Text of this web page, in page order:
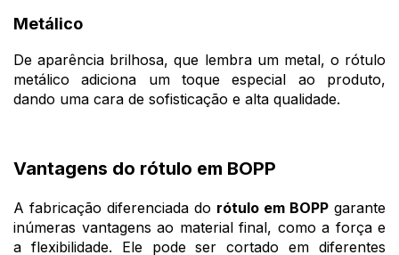
Metálico
De aparência brilhosa, que lembra um metal, o rótulo
metálico adiciona um toque especial ao produto,
dando uma cara de sofisticação e alta qualidade.
Vantagens do rótulo em BOPP
A fabricação diferenciada do rótulo em BOPP garante
inúmeras vantagens ao material final, como a força e
a flexibilidade. Ele pode ser cortado em diferentes